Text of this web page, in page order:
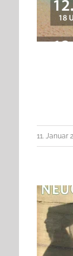
11. Januar